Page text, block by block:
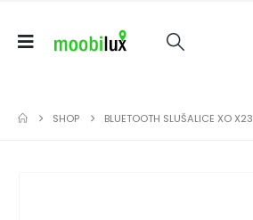
SHOP BLUETOOTH SLUŠALICE XO X23